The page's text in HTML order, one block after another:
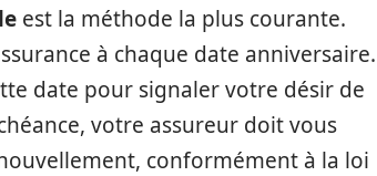
est la méthode la plus courante.
à chaque date anniversaire.
date pour signaler votre désir de
votre assureur doit vous
conformément à la loi